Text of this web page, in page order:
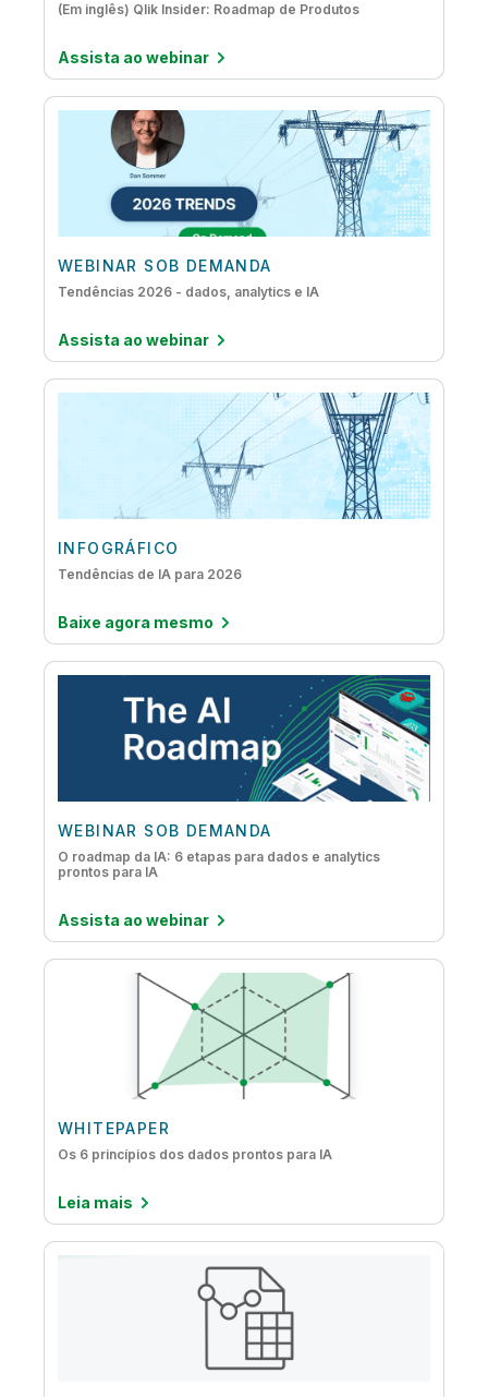
(Em inglês) Qlik Insider: Roadmap de Produtos
Assista ao webinar
WEBINAR SOB DEMANDA
Tendências 2026 - dados, analytics e IA
Assista ao webinar
INFOGRÁFICO
Tendências de IA para 2026
Baixe agora mesmo
WEBINAR SOB DEMANDA
O roadmap da IA: 6 etapas para dados e analytics
prontos para IA
Assista ao webinar
WHITEPAPER
Os 6 princípios dos dados prontos para IA
Leia mais